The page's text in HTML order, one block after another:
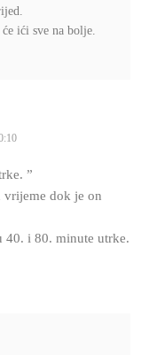
ići sve na bolje.
”
vrijeme dok je on
40. i 80. minute utrke.